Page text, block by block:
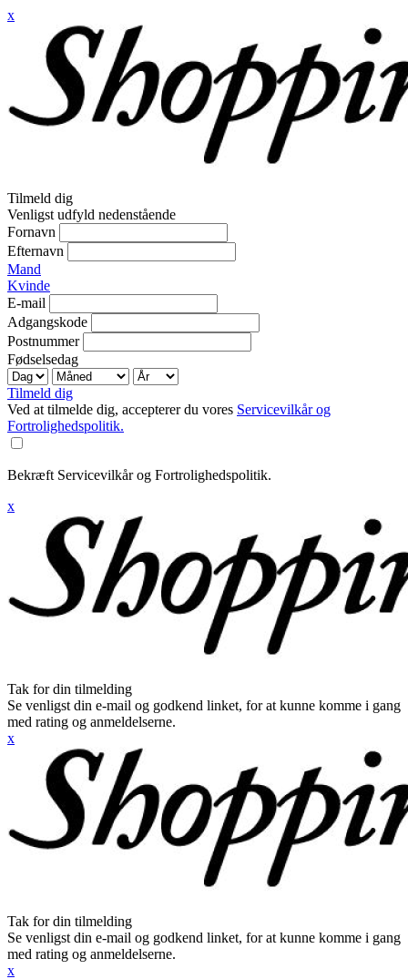
x
Tilmeld dig
Venligst udfyld nedenstående
Fornavn
Efternavn
Mand
Kvinde
E-mail
Adgangskode
Postnummer
Fødselsedag
Tilmeld dig
Ved at tilmelde dig, accepterer du vores Servicevilkår og
Fortrolighedspolitik.
Bekræft Servicevilkår og Fortrolighedspolitik.
x
Tak for din tilmelding
Se venligst din e-mail og godkend linket, for at kunne komme i gang
med rating og anmeldelserne.
x
Tak for din tilmelding
Se venligst din e-mail og godkend linket, for at kunne komme i gang
med rating og anmeldelserne.
x